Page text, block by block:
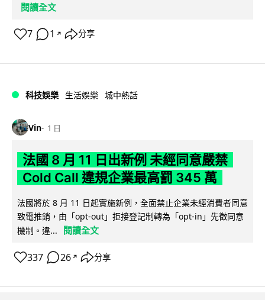
閱讀全文
7 1 ↗ 分享
科技娛樂 生活娛樂 城中熱話
Vin 1 日
法國 8 月 11 日出新例 未經同意嚴禁
Cold Call 違規企業最高罰 345 萬
法國將於 8 月 11 日起實施新例，全面禁止企業未經消費者同意
致電推銷，由「opt-out」拒接登記制轉為「opt-in」先徵同意
機制。違...
閱讀全文
337 26 ↗ 分享